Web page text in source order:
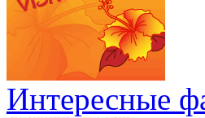
Интересные